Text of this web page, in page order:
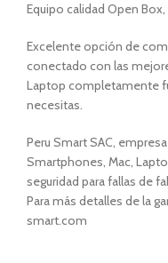
Equipo calidad Open Box,
Excelente opción de
conectado con las
Laptop completamente
necesitas.
Peru Smart SAC,
Smartphones, Mac,
seguridad para fallas de
Para más detalles de la
smart.com